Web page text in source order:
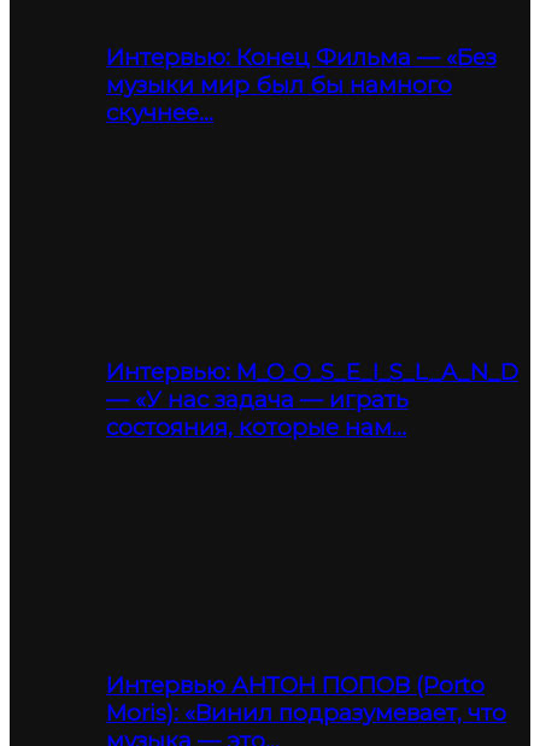
Интервью: Конец Фильма — «Без
музыки мир был бы намного
скучнее…
Интервью: M_O_O_S_E_I_S_L_A_N_D
— «У нас задача — играть
состояния, которые нам…
Интервью АНТОН ПОПОВ (Porto
Moris): «Винил подразумевает, что